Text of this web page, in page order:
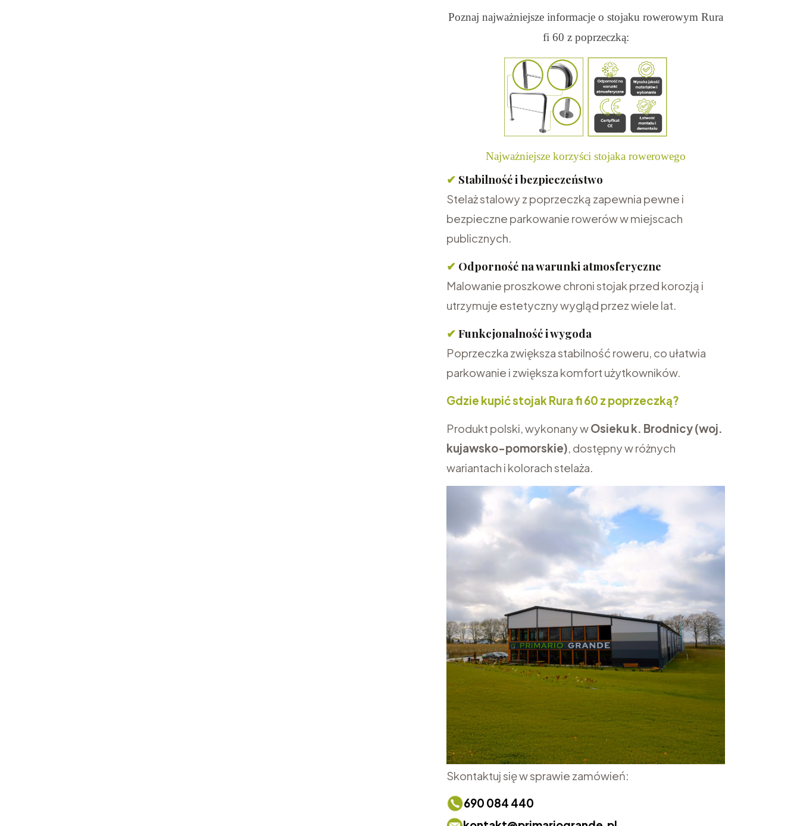
Poznaj najważniejsze informacje o stojaku rowerowym Rura
fi 60 z poprzeczką:
Najważniejsze korzyści stojaka rowerowego
✔ Stabilność i bezpieczeństwo
Stelaż stalowy z poprzeczką zapewnia pewne i
bezpieczne parkowanie rowerów w miejscach
publicznych.
✔ Odporność na warunki atmosferyczne
Malowanie proszkowe chroni stojak przed korozją i
utrzymuje estetyczny wygląd przez wiele lat.
✔ Funkcjonalność i wygoda
Poprzeczka zwiększa stabilność roweru, co ułatwia
parkowanie i zwiększa komfort użytkowników.
Gdzie kupić stojak Rura fi 60 z poprzeczką?
Produkt polski, wykonany wOsieku k. Brodnicy (woj.
kujawsko-pomorskie), dostępny w różnych
wariantach i kolorach stelaża.
Skontaktuj się w sprawie zamówień:
690 084 440